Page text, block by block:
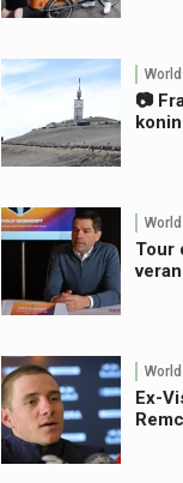
📷
Tour
Ex-